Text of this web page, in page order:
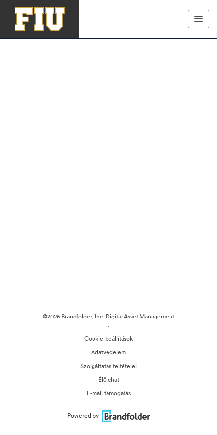
©2026 Brandfolder, Inc. Digital Asset Management
·
Cookie-beállítások
Adatvédelem
Szolgáltatás feltételei
Élő chat
E-mail támogatás
Powered by